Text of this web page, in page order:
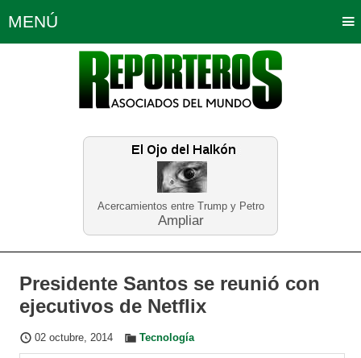
Acercamientos entre Trump y Petro
Ampliar
MENÚ
Política Opinión Bogotá
Planeta Tierra Deportes
Educación Neira
Presidente Santos se reunió con
ejecutivos de Netflix
02 octubre, 2014 Tecnología